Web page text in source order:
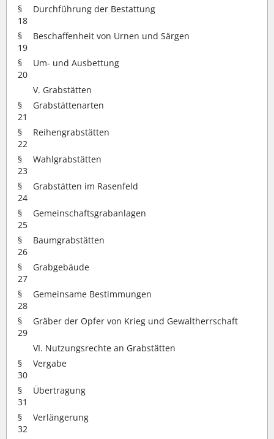
§
18
Durchführung der Bestattung
§
19
Beschaffenheit von Urnen und Särgen
§
20
Um- und Ausbettung
V. Grabstätten
§
21
Grabstättenarten
§
22
Reihengrabstätten
§
23
Wahlgrabstätten
§
24
Grabstätten im Rasenfeld
§
25
Gemeinschaftsgrabanlagen
§
26
Baumgrabstätten
§
27
Grabgebäude
§
28
Gemeinsame Bestimmungen
§
29
Gräber der Opfer von Krieg und Gewaltherrschaft
VI. Nutzungsrechte an Grabstätten
§
30
Vergabe
§
31
Übertragung
§
32
Verlängerung